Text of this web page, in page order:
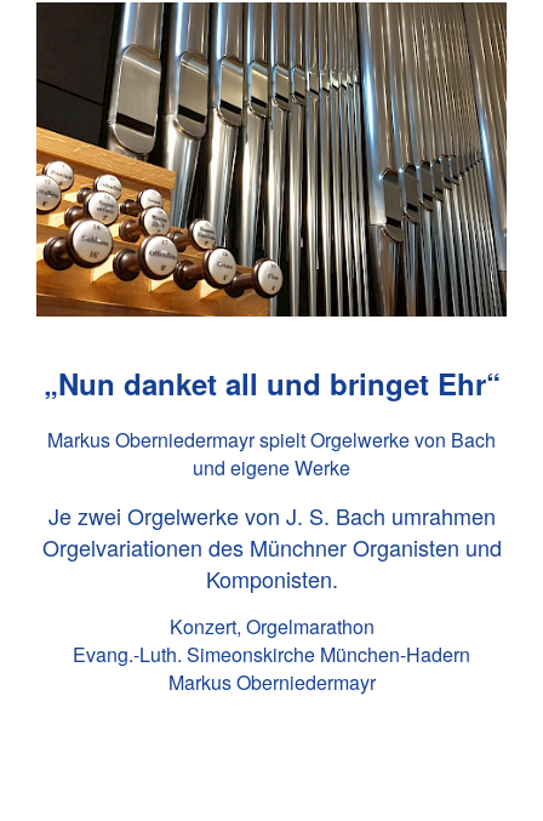
„Nun danket all und bringet Ehr“
Markus Oberniedermayr spielt Orgelwerke von Bach
und eigene Werke
Je zwei Orgelwerke von J. S. Bach umrahmen
Orgelvariationen des Münchner Organisten und
Komponisten.
Konzert, Orgelmarathon
Evang.-Luth. Simeonskirche München-Hadern
Markus Oberniedermayr